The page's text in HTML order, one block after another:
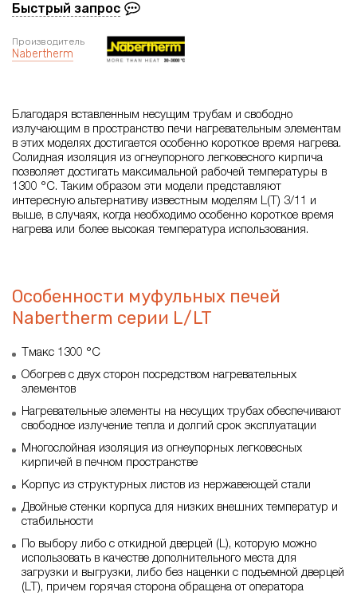
Быстрый запрос
Производитель
Nabertherm
Благодаря вставленным несущим трубам и свободно
излучающим в пространство печи нагревательным элементам
в этих моделях достигается особенно короткое время нагрева.
Солидная изоляция из огнеупорного легковесного кирпича
позволяет достигать максимальной рабочей температуры в
1300 °C. Таким образом эти модели представляют
интересную альтернативу известным моделям L(T) 3/11 и
выше, в случаях, когда необходимо особенно короткое время
нагрева или более высокая температура использования.
Особенности муфульных печей
Nabertherm серии L/LT
Tмакс 1300 °C
Обогрев с двух сторон посредством нагревательных
элементов
Нагревательные элементы на несущих трубах обеспечивают
свободное излучение тепла и долгий срок эксплуатации
Многослойная изоляция из огнеупорных легковесных
кирпичей в печном пространстве
Корпус из структурных листов из нержавеющей стали
Двойные стенки корпуса для низких внешних температур и
стабильности
По выбору либо с откидной дверцей (L), которую можно
использовать в качестве дополнительного места для
загрузки и выгрузки, либо без наценки с подъемной дверцей
(LT), причем горячая сторона обращена от оператора